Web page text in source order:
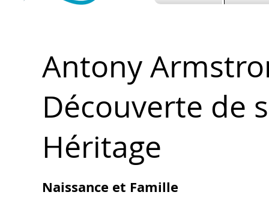
Antony
Découverte de
Héritage
Naissance et Famille